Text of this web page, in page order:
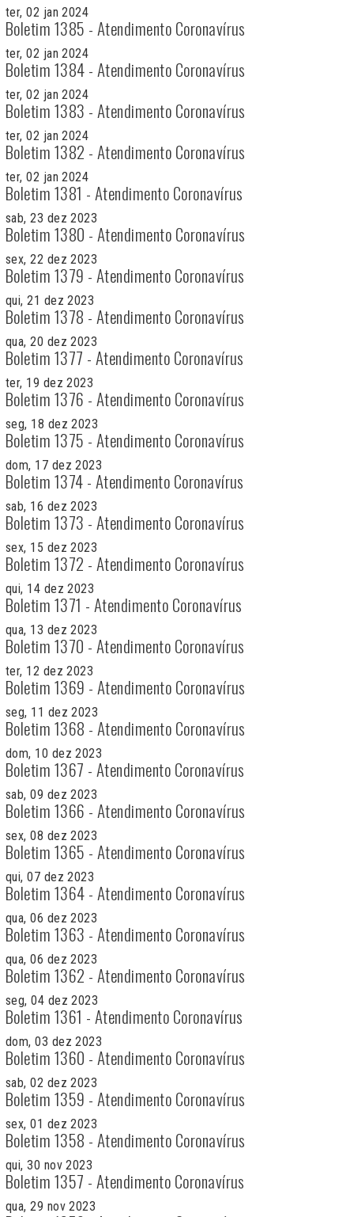
ter, 02 jan 2024
Boletim 1385 - Atendimento Coronavírus
ter, 02 jan 2024
Boletim 1384 - Atendimento Coronavírus
ter, 02 jan 2024
Boletim 1383 - Atendimento Coronavírus
ter, 02 jan 2024
Boletim 1382 - Atendimento Coronavírus
ter, 02 jan 2024
Boletim 1381 - Atendimento Coronavírus
sab, 23 dez 2023
Boletim 1380 - Atendimento Coronavírus
sex, 22 dez 2023
Boletim 1379 - Atendimento Coronavírus
qui, 21 dez 2023
Boletim 1378 - Atendimento Coronavírus
qua, 20 dez 2023
Boletim 1377 - Atendimento Coronavírus
ter, 19 dez 2023
Boletim 1376 - Atendimento Coronavírus
seg, 18 dez 2023
Boletim 1375 - Atendimento Coronavírus
dom, 17 dez 2023
Boletim 1374 - Atendimento Coronavírus
sab, 16 dez 2023
Boletim 1373 - Atendimento Coronavírus
sex, 15 dez 2023
Boletim 1372 - Atendimento Coronavírus
qui, 14 dez 2023
Boletim 1371 - Atendimento Coronavírus
qua, 13 dez 2023
Boletim 1370 - Atendimento Coronavírus
ter, 12 dez 2023
Boletim 1369 - Atendimento Coronavírus
seg, 11 dez 2023
Boletim 1368 - Atendimento Coronavírus
dom, 10 dez 2023
Boletim 1367 - Atendimento Coronavírus
sab, 09 dez 2023
Boletim 1366 - Atendimento Coronavírus
sex, 08 dez 2023
Boletim 1365 - Atendimento Coronavírus
qui, 07 dez 2023
Boletim 1364 - Atendimento Coronavírus
qua, 06 dez 2023
Boletim 1363 - Atendimento Coronavírus
qua, 06 dez 2023
Boletim 1362 - Atendimento Coronavírus
seg, 04 dez 2023
Boletim 1361 - Atendimento Coronavírus
dom, 03 dez 2023
Boletim 1360 - Atendimento Coronavírus
sab, 02 dez 2023
Boletim 1359 - Atendimento Coronavírus
sex, 01 dez 2023
Boletim 1358 - Atendimento Coronavírus
qui, 30 nov 2023
Boletim 1357 - Atendimento Coronavírus
qua, 29 nov 2023